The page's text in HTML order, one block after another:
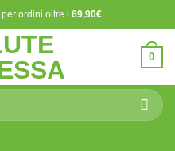
per ordini oltre i 69,90€
0